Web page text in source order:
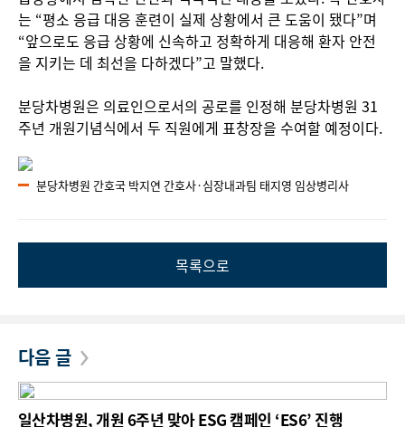
는 “평소 응급 대응 훈련이 실제 상황에서 큰 도움이 됐다”며
“앞으로도 응급 상황에 신속하고 정확하게 대응해 환자 안전
을 지키는 데 최선을 다하겠다”고 말했다.
분당차병원은 의료인으로서의 공로를 인정해 분당차병원 31
주년 개원기념식에서 두 직원에게 표창장을 수여할 예정이다.
분당차병원 간호국 박지연 간호사·심장내과팀 태지영 임상병리사
목록으로
다음 글
일산차병원, 개원 6주년 맞아 ESG 캠페인 ‘ES6’ 진행